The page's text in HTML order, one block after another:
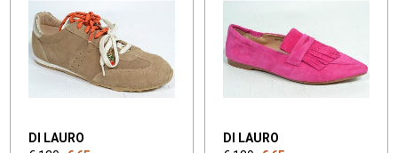
DI LAURO
DI LAURO